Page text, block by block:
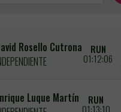
Rosello Cutrona
RUN
01:12:06
Luque Martín
RUN
01:13:10